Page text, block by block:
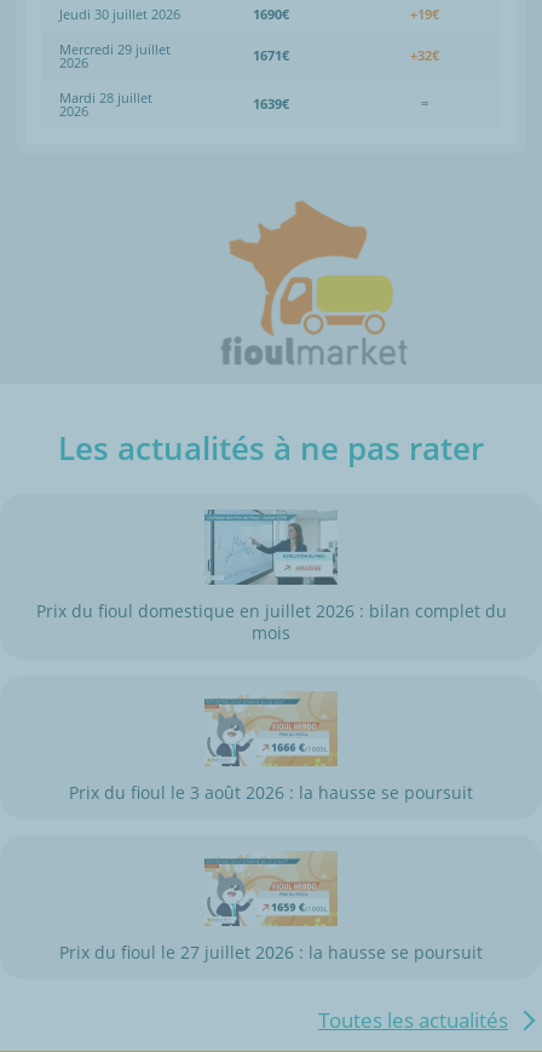
Jeudi 30 juillet 2026 1690€
+19€
Mercredi 29 juillet
2026 1671€ +32€
Mardi 28 juillet
2026 1639€ =
Les actualités à ne pas rater
Prix du fioul domestique en juillet 2026 : bilan complet du
mois
Prix du fioul le 3 août 2026 : la hausse se poursuit
Prix du fioul le 27 juillet 2026 : la hausse se poursuit
Toutes les actualités